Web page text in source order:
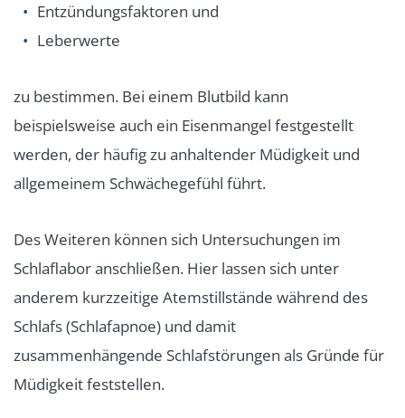
Entzündungsfaktoren und
Leberwerte
zu bestimmen. Bei einem Blutbild kann
beispielsweise auch ein Eisenmangel festgestellt
werden, der häufig zu anhaltender Müdigkeit und
allgemeinem Schwächegefühl führt.
Des Weiteren können sich Untersuchungen im
Schlaflabor anschließen. Hier lassen sich unter
anderem kurzzeitige Atemstillstände während des
Schlafs (Schlafapnoe) und damit
zusammenhängende Schlafstörungen als Gründe für
Müdigkeit feststellen.